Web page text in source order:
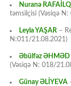
Nuranə
təmsilçisi (Vəsiqə
Leyla YAŞAR –
N:011/21.08.2021)
Əbülfəz ƏHMƏD
(Vəsiqə N: 018/
Günay ƏLİYEVA